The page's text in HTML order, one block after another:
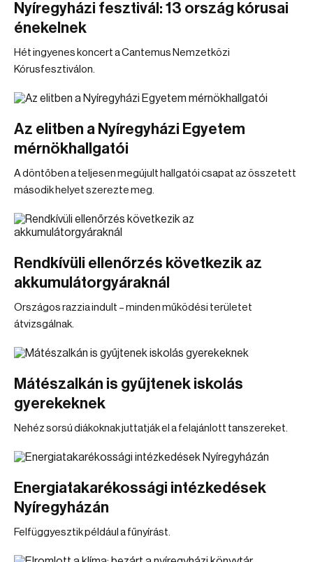
Nyíregyházi fesztivál: 13 ország kórusai
énekelnek
Hét ingyenes koncert a Cantemus Nemzetközi
Kórusfesztiválon.
Az elitben a Nyíregyházi Egyetem
mérnökhallgatói
A döntőben a teljesen megújult hallgatói csapat az összetett
második helyet szerezte meg.
Rendkívüli ellenőrzés következik az
akkumulátorgyáraknál
Országos razzia indult – minden működési területet
átvizsgálnak.
Mátészalkán is gyűjtenek iskolás
gyerekeknek
Nehéz sorsú diákoknak juttatják el a felajánlott tanszereket.
Energiatakarékossági intézkedések
Nyíregyházán
Felfüggyesztik például a fűnyírást.